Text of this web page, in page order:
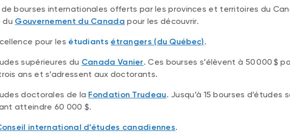
de bourses internationales offerts par les provinces et territoires du
du Gouvernement du Canada pour les découvrir.
pour les étudiants étrangers (du Québec).
supérieures du Canada Vanier. Ces bourses s’élèvent à 50 000 $
ans et s’adressent aux doctorants.
doctorales de la Fondation Trudeau. Jusqu’à 15 bourses d’études
atteindre 60 000 $.
international d’études canadiennes.